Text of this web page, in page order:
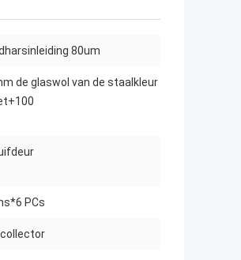
80um
de glaswol van de staalkleur
PCs